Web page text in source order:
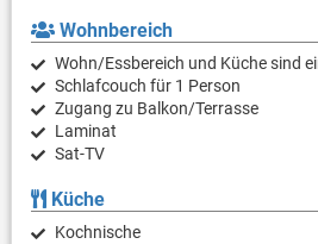
Wohnbereich
Wohn/Essbereich und Küche sind
Schlafcouch für 1 Person
Zugang zu Balkon/Terrasse
Laminat
Sat-TV
Küche
Kochnische